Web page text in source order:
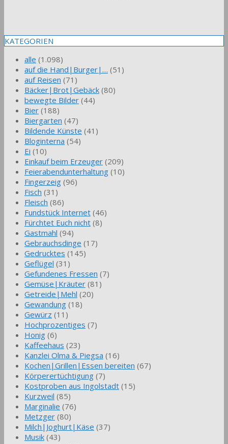
KATEGORIEN
alle (1.098)
auf die Hand|Burger|… (51)
auf Reisen (71)
Bäcker|Brot|Gebäck (80)
bewegte Bilder (44)
Bier (188)
Biergarten (47)
Bildende Künste (41)
Bloginterna (54)
Ei (10)
Einkauf beim Erzeuger (209)
Feierabendunterhaltung (10)
Fingerzeig (96)
Fisch (31)
Fleisch (86)
Fundstück Internet (46)
Fürchtet Euch nicht (8)
Gastmahl (94)
Gebrauchsdinge (17)
Gedrucktes (145)
Geflügel (31)
Gefundenes Fressen (7)
Gemüse|Kräuter (81)
Getreide|Mehl (20)
Gewandung (18)
Gewürz (11)
Hochprozentiges (7)
Honig (6)
Kaffeehaus (23)
Kanzlei Olma & Piegsa (16)
Kochen|Grillen|Essen bereiten (67)
Körperertüchtigung (7)
Kostproben aus Ingolstadt (15)
Kurzweil (85)
Marginalie (76)
Metzger (80)
Milch|Joghurt|Käse (37)
Musik (43)